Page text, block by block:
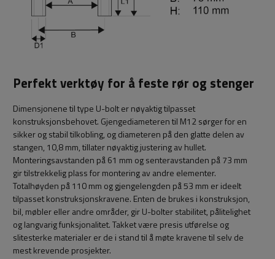
Perfekt verktøy for å feste rør og stenger
Dimensjonene til type U-bolt er nøyaktig tilpasset
konstruksjonsbehovet. Gjengediameteren til M12 sørger for en
sikker og stabil tilkobling, og diameteren på den glatte delen av
stangen, 10,8 mm, tillater nøyaktig justering av hullet.
Monteringsavstanden på 61 mm og senteravstanden på 73 mm
gir tilstrekkelig plass for montering av andre elementer.
Totalhøyden på 110 mm og gjengelengden på 53 mm er ideelt
tilpasset konstruksjonskravene. Enten de brukes i konstruksjon,
bil, møbler eller andre områder, gir U-bolter stabilitet, pålitelighet
og langvarig funksjonalitet. Takket være presis utførelse og
slitesterke materialer er de i stand til å møte kravene til selv de
mest krevende prosjekter.